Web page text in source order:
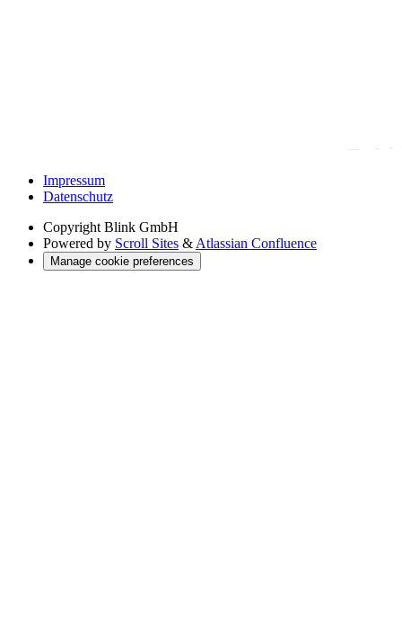
Impressum
Datenschutz
Copyright Blink GmbH
Powered by Scroll Sites & Atlassian Confluence
Manage cookie preferences